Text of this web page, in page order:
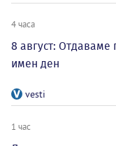
4 часа
8 август: Отдаваме
имен ден
vesti
1 час